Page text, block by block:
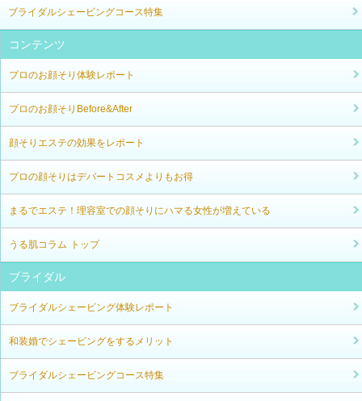
ブライダルシェービングコース特集
コンテンツ
プロのお顔そり体験レポート
プロのお顔そりBefore&After
顔そりエステの効果をレポート
プロの顔そりはデパートコスメよりもお得
まるでエステ！理容室での顔そりにハマる女性が増えている
うる肌コラム トップ
ブライダル
ブライダルシェービング体験レポート
和装婚でシェービングをするメリット
ブライダルシェービングコース特集